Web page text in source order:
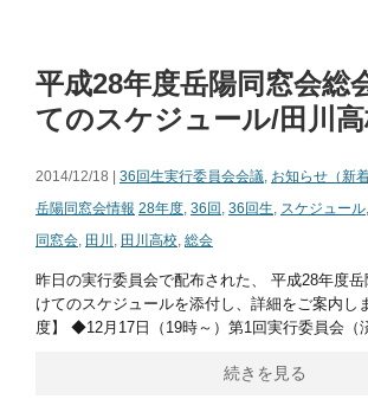
平成28年度岳陽同窓会総
てのスケジュール/田川
2014/12/18 | 36回生実行委員会会議, お知らせ（新
岳陽同窓会情報 28年度, 36回 , 36回生, スケジュール,
同窓会, 田川 , 田川高校, 総会
昨日の実行委員会で配布された、 平成28年度
けてのスケジュールを添付し、詳細をご案内し
度】 ◆12月17日（19時～）第1回実行委員会（
続きを見る